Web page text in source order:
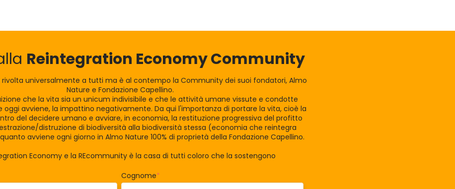
Reintegration Economy Community
rivolta universalmente a tutti ma è al contempo la Community dei suoi fondatori, Almo
Nature e Fondazione Capellino.
che la vita sia un unicum indivisibile e che le attività umane vissute e condotte
oggi avviene, la impattino negativamente. Da qui l'importanza di portare la vita, cioè la
del decidere umano e avviare, in economia, la restituzione progressiva del profitto
distruzione di biodiversità alla biodiversità stessa (economia che reintegra
avviene ogni giorno in Almo Nature 100% di proprietà della Fondazione Capellino.
Economy e la REcommunity è la casa di tutti coloro che la sostengono
Cognome*